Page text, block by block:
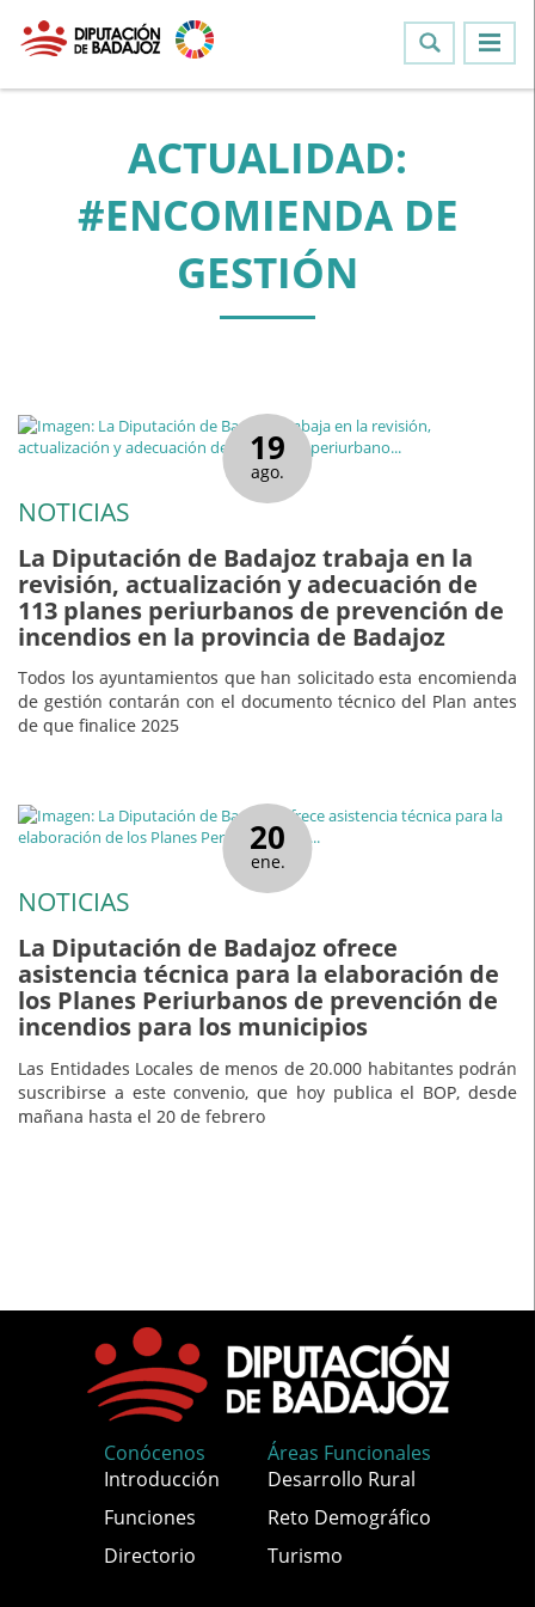
ACTUALIDAD:
#ENCOMIENDA DE
GESTIÓN
19
ago.
NOTICIAS
La Diputación de Badajoz trabaja en la
revisión, actualización y adecuación de
113 planes periurbanos de prevención de
incendios en la provincia de Badajoz
Todos los ayuntamientos que han solicitado esta encomienda
de gestión contarán con el documento técnico del Plan antes
de que finalice 2025
20
ene.
NOTICIAS
La Diputación de Badajoz ofrece
asistencia técnica para la elaboración de
los Planes Periurbanos de prevención de
incendios para los municipios
Las Entidades Locales de menos de 20.000 habitantes podrán
suscribirse a este convenio, que hoy publica el BOP, desde
mañana hasta el 20 de febrero
Conócenos
Introducción
Funciones
Directorio
Áreas Funcionales
Desarrollo Rural
Reto Demográfico
Turismo